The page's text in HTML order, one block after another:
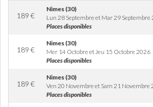
189 €
Nimes (30)
Lun 28 Septembre et Mar 29 Septembre
Places disponibles
189 €
Nimes (30)
Mer 14 Octobre et Jeu 15 Octobre 2026
Places disponibles
189 €
Nimes (30)
Ven 20 Novembre et Sam 21 Novembre
Places disponibles